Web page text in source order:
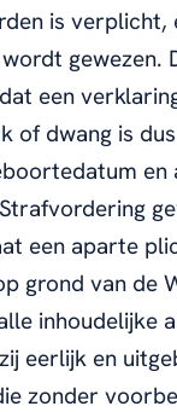
is verplicht,
gewezen.
een
of dwang is
een aparte
grond van de
inhoudelijke
eerlijk en
zonder